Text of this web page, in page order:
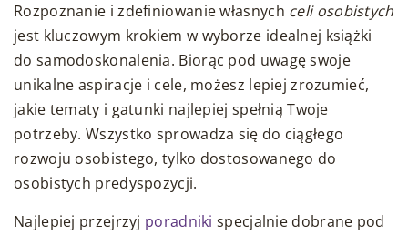
Rozpoznanie i zdefiniowanie własnych celi osobistych
jest kluczowym krokiem w wyborze idealnej książki
do samodoskonalenia. Biorąc pod uwagę swoje
unikalne aspiracje i cele, możesz lepiej zrozumieć,
jakie tematy i gatunki najlepiej spełnią Twoje
potrzeby. Wszystko sprowadza się do ciągłego
rozwoju osobistego, tylko dostosowanego do
osobistych predyspozycji.
Najlepiej przejrzyj poradniki specjalnie dobrane pod